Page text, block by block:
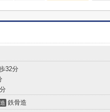
32分
鉄骨造